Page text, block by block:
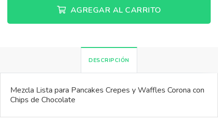
AGREGAR AL CARRITO
DESCRIPCIÓN
Mezcla Lista para Pancakes Crepes y Waffles Corona con
Chips de Chocolate